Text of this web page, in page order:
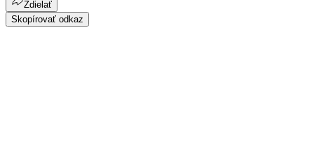
Zdielať
Skopírovať odkaz